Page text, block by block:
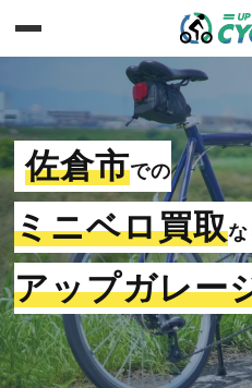
佐倉市での
ミニベロ買取
アップガレー